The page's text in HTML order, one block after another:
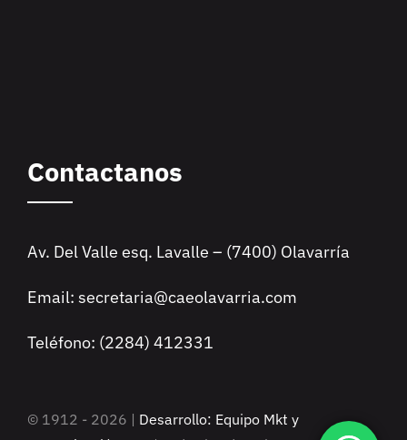
Contactanos
Av. Del Valle esq. Lavalle – (7400) Olavarría
Email: secretaria@caeolavarria.com
Teléfono: (2284) 412331
© 1912 - 2026 | Desarrollo: Equipo Mkt y